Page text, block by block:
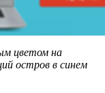
цветом на
остров в синем